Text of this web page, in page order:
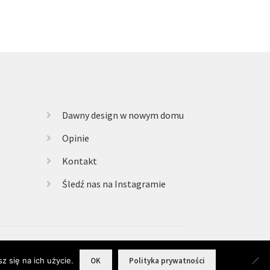
Dawny design w nowym domu
Opinie
Kontakt
Śledź nas na Instagramie
się na ich użycie. OK Polityka prywatności